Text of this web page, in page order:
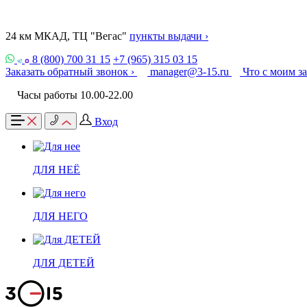
24 км МКАД, ТЦ "Вегас" пункты выдачи ›
8 (800) 700 31 15 +7 (965) 315 03 15
Заказать обратный звонок ›
manager@3-15.ru
Что с моим
Часы работы 10.00-22.00
Вход
ДЛЯ НЕЁ
ДЛЯ НЕГО
ДЛЯ ДЕТЕЙ